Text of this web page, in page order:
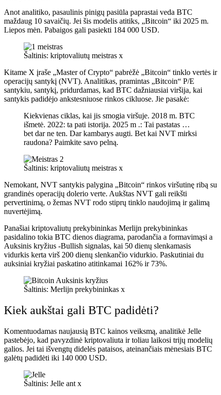
Anot analitiko, pasaulinis pinigų pasiūla paprastai veda BTC
maždaug 10 savaičių. Jei šis modelis atitiks, „Bitcoin“ iki 2025 m.
Liepos mėn. Pabaigos gali pasiekti 184 000 USD.
Šaltinis: kriptovaliutų meistras x
Kitame X įraše „Master of Crypto“ pabrėžė „Bitcoin“ tinklo vertės ir
operacijų santykį (NVT). Analitikas, pramintas „Bitcoin“ P/E
santykiu, santykį, pridurdamas, kad BTC dažniausiai viršija, kai
santykis padidėjo ankstesniuose rinkos cikluose. Jie pasakė:
Kiekvienas ciklas, kai jis smogia viršuje. 2018 m. BTC
išmetė. 2022: ta pati istorija. 2025 m .: Tai pastatas …
bet dar ne ten. Dar kambarys augti. Bet kai NVT mirksi
raudona? Paimkite savo pelną.
Šaltinis: kriptovaliutų meistras x
Nemokant, NVT santykis palygina „Bitcoin“ rinkos viršutinę ribą su
grandinės operacijų dolerio verte. Aukštas NVT gali reikšti
pervertinimą, o žemas NVT rodo stiprų tinklo naudojimą ir galimą
nuvertėjimą.
Panašiai kriptovaliutų prekybininkas Merlijn prekybininkas
pasidalino tokia BTC dienos diagrama, parodančia a formavimąsi a
Auksinis kryžius -Bullish signalas, kai 50 dienų slenkamasis
vidurkis kerta virš 200 dienų slenkančio vidurkio. Paskutiniai du
auksiniai kryžiai paskatino atitinkamai 162% ir 73%.
Šaltinis: Merlijn prekybininkas x
Kiek aukštai gali BTC padidėti?
Komentuodamas naujausią BTC kainos veiksmą, analitikė Jelle
pastebėjo, kad pavyzdinė kriptovaliuta ir toliau laikosi trijų modelių
galios. Jei tai išvengtų didelės pataisos, ateinančiais mėnesiais BTC
galėtų padidėti iki 140 000 USD.
Šaltinis: Jelle ant x